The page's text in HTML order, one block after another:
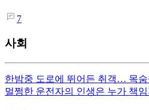
7
사회
한밤중 도로에 뛰어든 취객… 목
멀쩡한 운전자의 인생은 누가 책